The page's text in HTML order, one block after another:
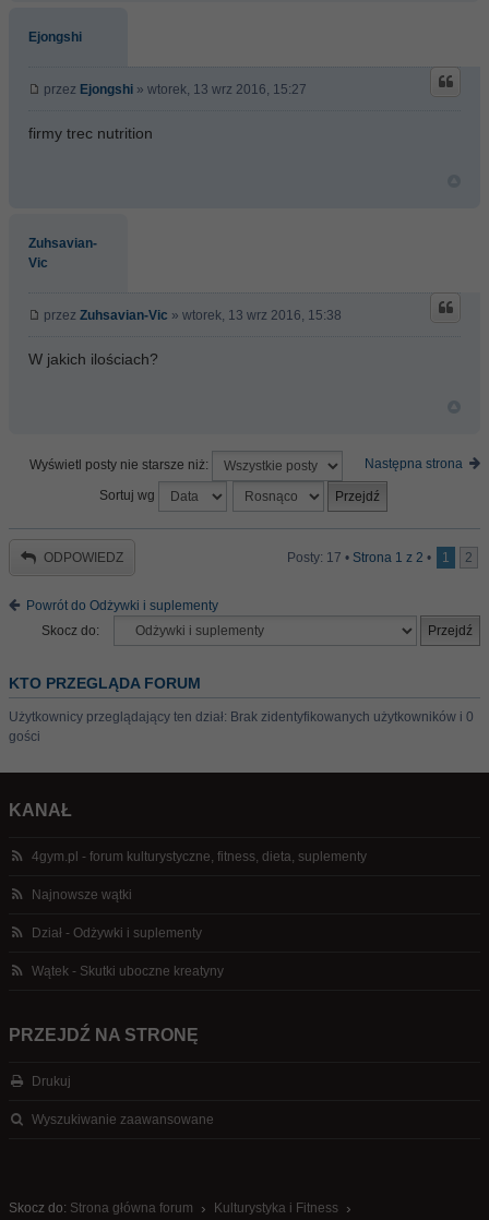
Ejongshi
przez Ejongshi » wtorek, 13 wrz 2016, 15:27
firmy trec nutrition
Zuhsavian-
Vic
przez Zuhsavian-Vic » wtorek, 13 wrz 2016, 15:38
W jakich ilościach?
Następna strona
Wyświetl posty nie starsze niż:
Sortuj wg
ODPOWIEDZ Posty: 17 • Strona 1 z 2 • 1 2
Powrót do Odżywki i suplementy
Skocz do:
KTO PRZEGLĄDA FORUM
Użytkownicy przeglądający ten dział: Brak zidentyfikowanych użytkowników i 0
gości
KANAŁ
4gym.pl - forum kulturystyczne, fitness, dieta, suplementy
Najnowsze wątki
Dział - Odżywki i suplementy
Wątek - Skutki uboczne kreatyny
PRZEJDŹ NA STRONĘ
Drukuj
Wyszukiwanie zaawansowane
Skocz do: Strona główna forum Kulturystyka i Fitness